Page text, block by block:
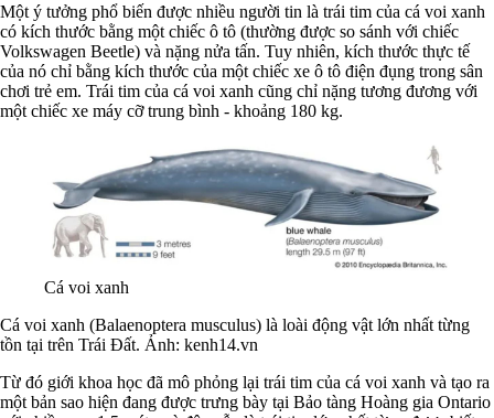
Một ý tưởng phổ biến được nhiều người tin là trái tim của cá voi xanh
có kích thước bằng một chiếc ô tô (thường được so sánh với chiếc
Volkswagen Beetle) và nặng nửa tấn. Tuy nhiên, kích thước thực tế
của nó chỉ bằng kích thước của một chiếc xe ô tô điện đụng trong sân
chơi trẻ em. Trái tim của cá voi xanh cũng chỉ nặng tương đương với
một chiếc xe máy cỡ trung bình - khoảng 180 kg.
Cá voi xanh
Cá voi xanh (Balaenoptera musculus) là loài động vật lớn nhất từng
tồn tại trên Trái Đất. Ảnh: kenh14.vn
Từ đó giới khoa học đã mô phỏng lại trái tim của cá voi xanh và tạo ra
một bản sao hiện đang được trưng bày tại Bảo tàng Hoàng gia Ontario